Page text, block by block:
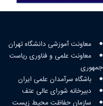
معاونت آموزشی دانشگاه تهران
‏‬معاونت علمی و فناوری ریاست
جمهوری
‏‬باشگاه سرآمدان علمی ایران
‏‬دبیرخانه شورای عالی عتف
سازمان حفاظت محیط زیست